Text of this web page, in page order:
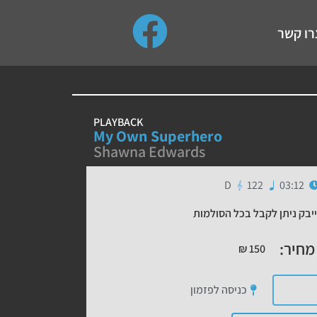
up and down arrows to review and enter to go to the
קשר
PLAYBACK
My Own Superhero
Shawna Edwards
03:12
122
D
ניתן לקבל בכל הסולמות
מחיר: ₪150
כניסה לפזמון